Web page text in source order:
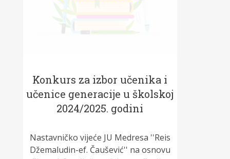
Konkurs za izbor učenika i
učenice generacije u školskoj
2024/2025. godini
Nastavničko vijeće JU Medresa ''Reis
Džemaludin-ef. Čaušević'' na osnovu